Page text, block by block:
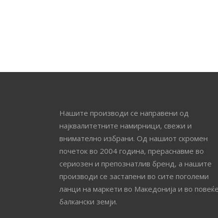
Нашите производи се направени од
најквалитетните намирници, свежи и
внимателно избрани. Од нашиот скромен
почеток во 2004 година, прераснавме во
сериозен и препознатлив бренд, а нашите
производи се застапени во сите поголеми
ланци на маркети во Македонија и во
балкански земји.